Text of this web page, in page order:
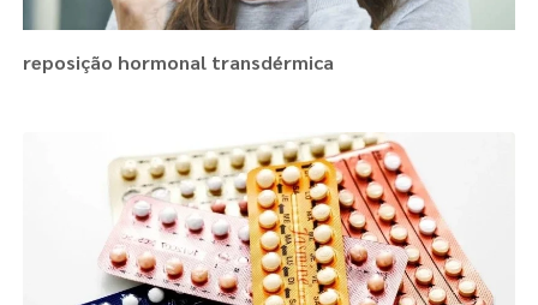
reposição hormonal transdérmica